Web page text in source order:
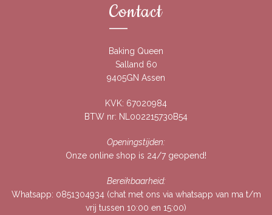
Contact
Baking Queen
Salland 60
9405GN Assen
KVK: 67020984
BTW nr: NL002215730B54
Openingstijden:
Onze online shop is 24/7 geopend!
Bereikbaarheid:
Whatsapp: 0851304934(chat met ons via whatsapp van ma t/m
vrij tussen 10:00 en 15:00)